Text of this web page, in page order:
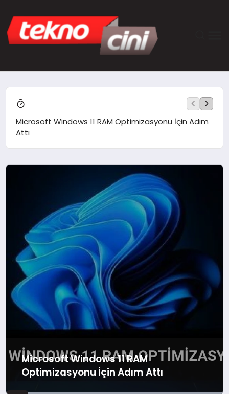
TEKNOLOJI
GÜNCEL
YAŞAM
MAGAZIN
Microsoft Windows 11 RAM Optimizasyonu İçin Adım
Attı
Microsoft Windows 11 RAM
Optimizasyonu İçin Adım Attı